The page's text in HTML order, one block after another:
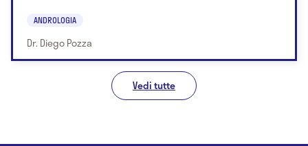
ANDROLOGIA
Dr. Diego Pozza
Vedi tutte